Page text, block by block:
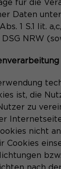
für die
Daten
1 S.1 lit.
DSG NRW
ist, die
zu
nicht
Cookies
bzw.